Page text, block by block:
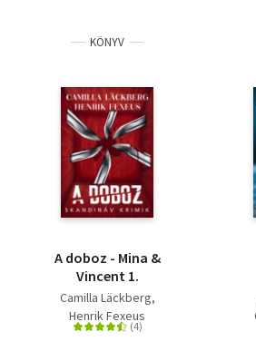
KÖNYV
A doboz - Mina &
Vincent 1.
Camilla Läckberg
Henrik Fexeus